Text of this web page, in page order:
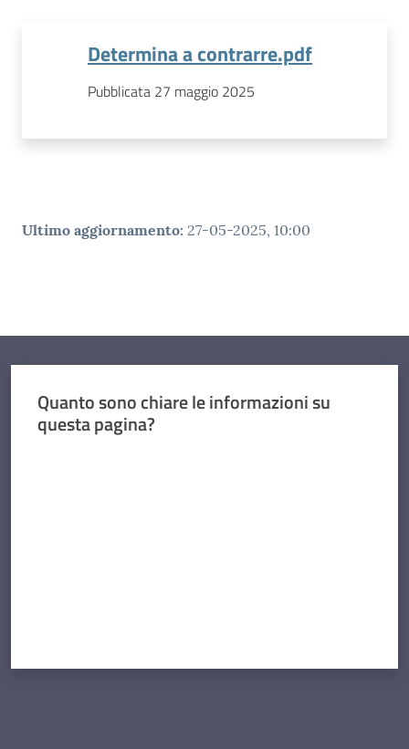
Determina a contrarre.pdf
Pubblicata 27 maggio 2025
Ultimo aggiornamento: 27-05-2025, 10:00
Quanto sono chiare le informazioni su
questa pagina?